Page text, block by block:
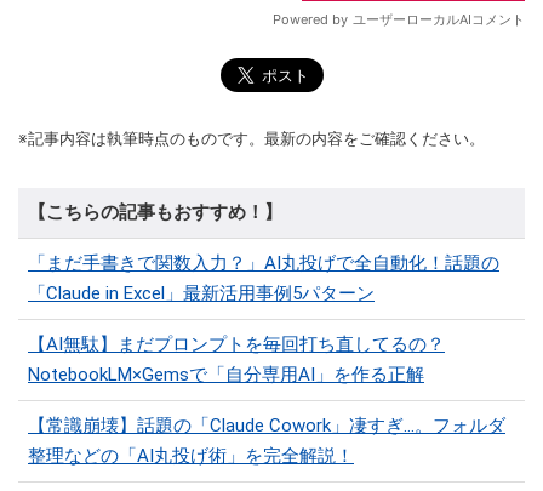
※記事内容は執筆時点のものです。最新の内容をご確認ください。
【こちらの記事もおすすめ！】
「まだ手書きで関数入力？」AI丸投げで全自動化！話題の
「Claude in Excel」最新活用事例5パターン
【AI無駄】まだプロンプトを毎回打ち直してるの？
NotebookLM×Gemsで「自分専用AI」を作る正解
【常識崩壊】話題の「Claude Cowork」凄すぎ…。フォルダ
整理などの「AI丸投げ術」を完全解説！